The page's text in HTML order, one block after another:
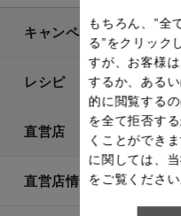
キャンペーン・特集
レシピ
直営店
直営店情報
もちろん、”全
る”をクリック
すが、お客様
するか、ある
的に閲覧する
を全て拒否す
くことができ
に関しては、
をご覧ください